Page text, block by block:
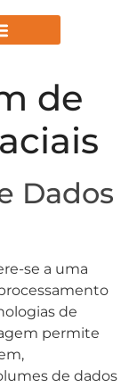
de
Dados
se a uma
de
permite
de dados